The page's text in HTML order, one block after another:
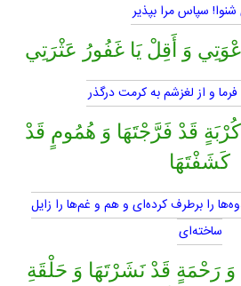
سپاس مرا بپذير
وَ أَقِلْ يَا غَفُورُ عَثْرَتِي
و از لغزشم به كرمت درگذر
قَدْ فَرَّجْتَهَا وَ هُمُومٍ قَدْ
كَشَفْتَهَا
را برطرف كرده‌اى و هم و غم‌ها را زايل
ساخته‌اى
وَ رَحْمَةٍ قَدْ نَشَرْتَهَا وَ حَلْقَةِ